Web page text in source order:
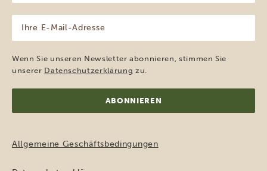
(erforderlich)
Mail-
Adresse
(erforderlich)
Wenn Sie unseren Newsletter abonnieren, stimmen Sie
unserer Datenschutzerklärung zu.
Allgemeine Geschäftsbedingungen